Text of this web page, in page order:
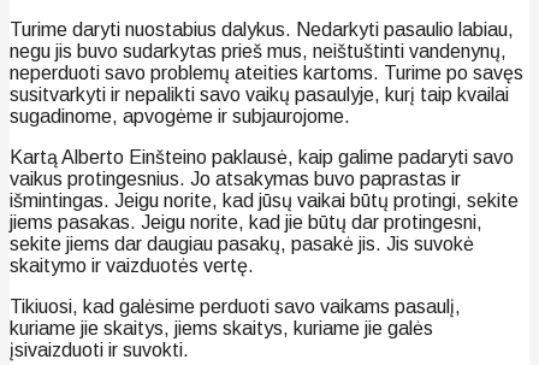
Turime daryti nuostabius dalykus. Nedarkyti pasaulio labiau,
negu jis buvo sudarkytas prieš mus, neištuštinti vandenynų,
neperduoti savo problemų ateities kartoms. Turime po savęs
susitvarkyti ir nepalikti savo vaikų pasaulyje, kurį taip kvailai
sugadinome, apvogėme ir subjaurojome.
Kartą Alberto Einšteino paklausė, kaip galime padaryti savo
vaikus protingesnius. Jo atsakymas buvo paprastas ir
išmintingas. Jeigu norite, kad jūsų vaikai būtų protingi, sekite
jiems pasakas. Jeigu norite, kad jie būtų dar protingesni,
sekite jiems dar daugiau pasakų, pasakė jis. Jis suvokė
skaitymo ir vaizduotės vertę.
Tikiuosi, kad galėsime perduoti savo vaikams pasaulį,
kuriame jie skaitys, jiems skaitys, kuriame jie galės
įsivaizduoti ir suvokti.